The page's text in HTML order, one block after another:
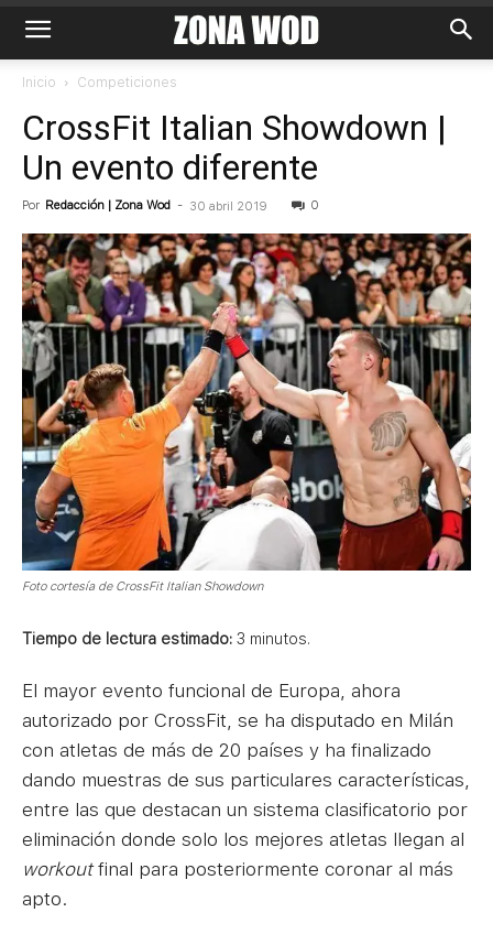
Inicio Competiciones
CrossFit Italian Showdown |
Un evento diferente
Por Redacción | Zona Wod - 30 abril 2019 0
Foto cortesía de CrossFit Italian Showdown
Tiempo de lectura estimado: 3 minutos.
El mayor evento funcional de Europa, ahora
autorizado por CrossFit, se ha disputado en Milán
con atletas de más de 20 países y ha finalizado
dando muestras de sus particulares características,
entre las que destacan un sistema clasificatorio por
eliminación donde solo los mejores atletas llegan al
workoutfinal para posteriormente coronar al más
apto.